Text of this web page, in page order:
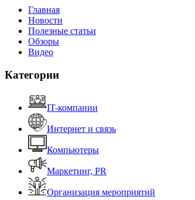
Главная
Новости
Полезные статьи
Обзоры
Видео
Категории
IT-компании
Интернет и связь
Компьютеры
Маркетинг, PR
Организация мероприятий